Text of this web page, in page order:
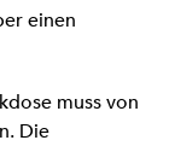
einen
muss von
Die